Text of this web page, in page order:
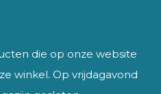
die op onze website
winkel. Op vrijdagavond